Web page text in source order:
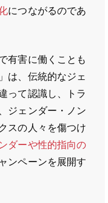
につながるのであ
有害に働くことも
は、伝統的なジェ
って認識し、トラ
ジェンダー・ノン
スの人々を傷つけ
ダーや性的指向の
ンペーンを展開す